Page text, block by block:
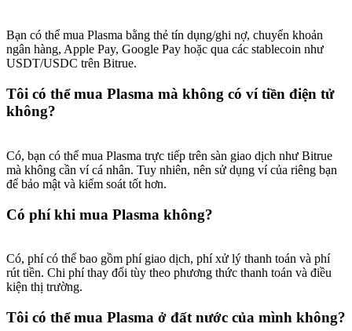
Bạn có thể mua Plasma bằng thẻ tín dụng/ghi nợ, chuyển khoản
ngân hàng, Apple Pay, Google Pay hoặc qua các stablecoin như
USDT/USDC trên Bitrue.
Tôi có thể mua Plasma mà không có ví tiền điện tử
không?
Có, bạn có thể mua Plasma trực tiếp trên sàn giao dịch như Bitrue
mà không cần ví cá nhân. Tuy nhiên, nên sử dụng ví của riêng bạn
để bảo mật và kiểm soát tốt hơn.
Có phí khi mua Plasma không?
Có, phí có thể bao gồm phí giao dịch, phí xử lý thanh toán và phí
rút tiền. Chi phí thay đổi tùy theo phương thức thanh toán và điều
kiện thị trường.
Tôi có thể mua Plasma ở đất nước của mình không?